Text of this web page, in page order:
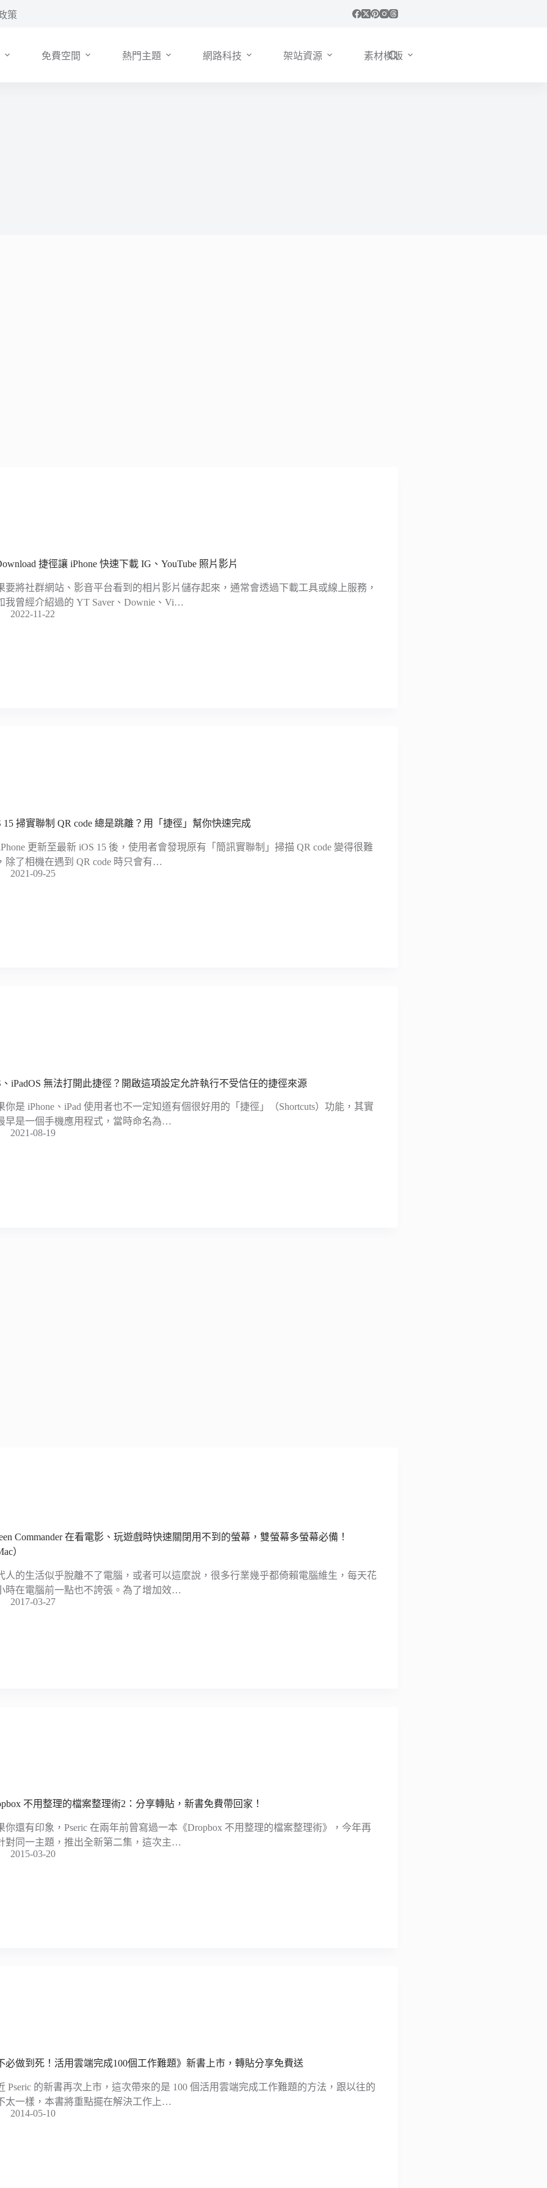
策
免費空間 熱門主題 網路科技 架站資源 素材模版
捷徑讓 iPhone 快速下載 IG、YouTube 照片影片
要將社群網站、影音平台看到的相片影片儲存起來，通常會透過下載工具或線上服務，
我曾經介紹過的 YT Saver、Downie、Vi…
2022-11-22
15 掃實聯制 QR code 總是跳離？用「捷徑」幫你快速完成
更新至最新 iOS 15 後，使用者會發現原有「簡訊實聯制」掃描 QR code 變得很難
除了相機在遇到 QR code 時只會有…
2021-09-25
、iPadOS 無法打開此捷徑？開啟這項設定允許執行不受信任的捷徑來源
你是 iPhone、iPad 使用者也不一定知道有個很好用的「捷徑」（Shortcuts）功能，其實
早是一個手機應用程式，當時命名為…
2021-08-19
Commander 在看電影、玩遊戲時快速關閉用不到的螢幕，雙螢幕多螢幕必備！
）
人的生活似乎脫離不了電腦，或者可以這麼說，很多行業幾乎都倚賴電腦維生，每天花
時在電腦前一點也不誇張。為了增加效…
2017-03-27
不用整理的檔案整理術2：分享轉貼，新書免費帶回家！
你還有印象，Pseric 在兩年前曾寫過一本《Dropbox 不用整理的檔案整理術》，今年再
對同一主題，推出全新第二集，這次主…
2015-03-20
必做到死！活用雲端完成100個工作難題》新書上市，轉貼分享免費送
Pseric 的新書再次上市，這次帶來的是 100 個活用雲端完成工作難題的方法，跟以往的
太一樣，本書將重點擺在解決工作上…
2014-05-10